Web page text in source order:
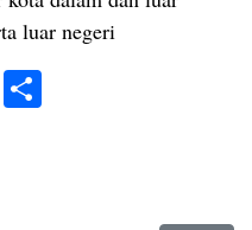
luar negeri
Copy
Link